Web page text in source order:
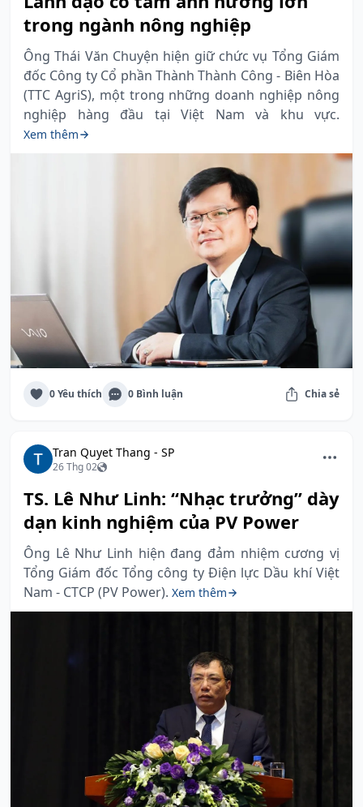
trong ngành nông nghiệp
Ông Thái Văn Chuyện hiện giữ chức vụ Tổng Giám
đốc Công ty Cổ phần Thành Thành Công - Biên Hòa
(TTC AgriS), một trong những doanh nghiệp nông
nghiệp hàng đầu tại Việt Nam và khu vực.
Xem thêm
0 Yêu thích 0 Bình luận Chia sẻ
Tran Quyet Thang - SP
26 Thg 02
TS. Lê Như Linh: “Nhạc trưởng” dày
dạn kinh nghiệm của PV Power
Ông Lê Như Linh hiện đang đảm nhiệm cương vị
Tổng Giám đốc Tổng công ty Điện lực Dầu khí Việt
Nam - CTCP (PV Power). Xem thêm